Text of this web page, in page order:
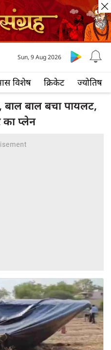
विशेष क्रिकेट ज्योतिष
Sun, 9 Aug 2026
बाल बाल बचा पायलट,
का प्लेन